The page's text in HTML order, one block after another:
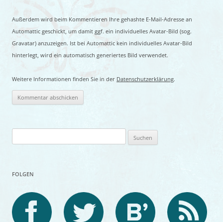
Außerdem wird beim Kommentieren Ihre gehashte E-Mail-Adresse an
Automattic geschickt, um damit ggf. ein individuelles Avatar-Bild (sog.
Gravatar) anzuzeigen. Ist bei Automattic kein individuelles Avatar-Bild
hinterlegt, wird ein automatisch generiertes Bild verwendet.
Weitere Informationen finden Sie in der Datenschutzerklärung.
nach:
FOLGEN